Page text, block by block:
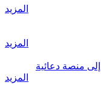
المزيد
المزيد
منصة دعائية
المزيد